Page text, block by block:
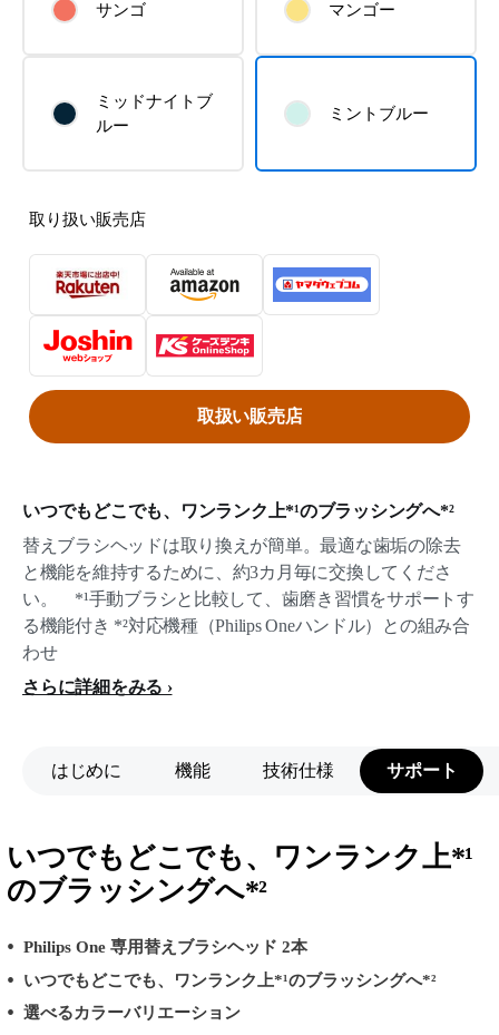
いつでもどこでも、ワンランク上*¹のブラッシングへ*²
替えブラシヘッドは取り換えが簡単。最適な歯垢の除去
と機能を維持するために、約3カ月毎に交換してくださ
い。 *¹手動ブラシと比較して、歯磨き習慣をサポートす
る機能付き *²対応機種（Philips Oneハンドル）との組み合
わせ
さらに詳細をみる
サンゴ マンゴー
ミッドナイトブ
ルー
ミントブルー
取り扱い販売店
取扱い販売店
はじめに 機能 技術仕様 サポート
いつでもどこでも、ワンランク上*¹
のブラッシングへ*²
Philips One 専用替えブラシヘッド 2本
いつでもどこでも、ワンランク上*¹のブラッシングへ*²
選べるカラーバリエーション